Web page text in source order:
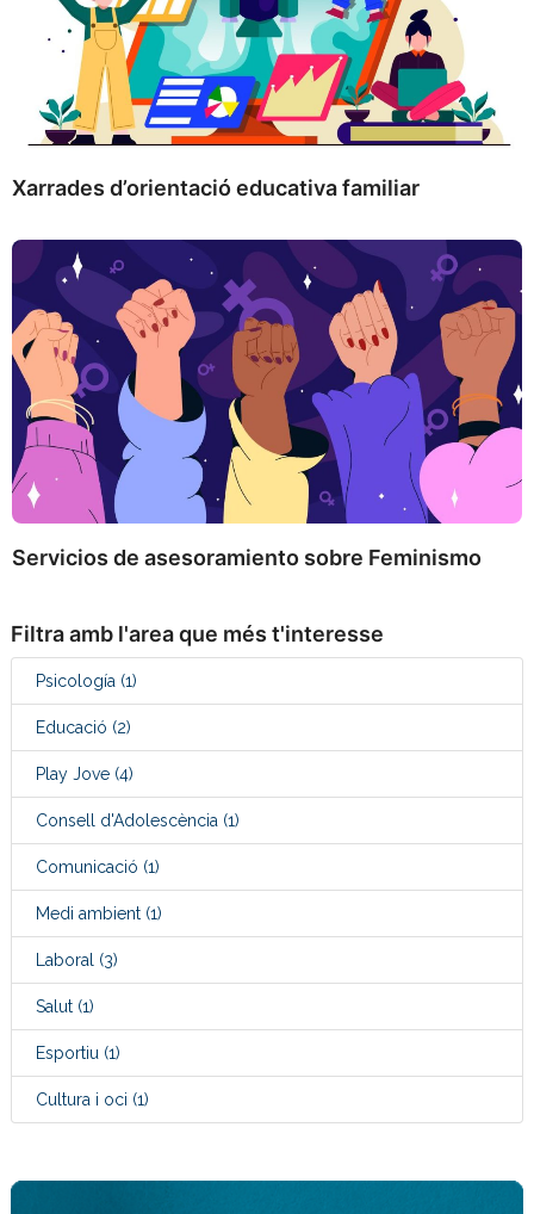
Xarrades d’orientació educativa familiar
Servicios de asesoramiento sobre Feminismo
Filtra amb l'area que més t'interesse
Psicología (1)
Educació (2)
Play Jove (4)
Consell d'Adolescència (1)
Comunicació (1)
Medi ambient (1)
Laboral (3)
Salut (1)
Esportiu (1)
Cultura i oci (1)